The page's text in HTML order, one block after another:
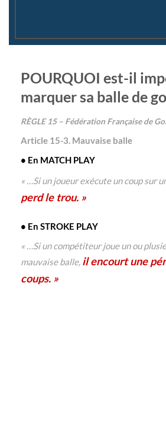
POURQUOI est-il
marquer sa balle de
RÈGLE 15 – Fédération Française de
Article 15-3. Mauvaise balle
• En MATCH PLAY
« …Si un joueur exécute un coup sur
perd le trou. »
• En STROKE PLAY
« …Si un compétiteur joue un ou
mauvaise balle, il encourt une
coups. »